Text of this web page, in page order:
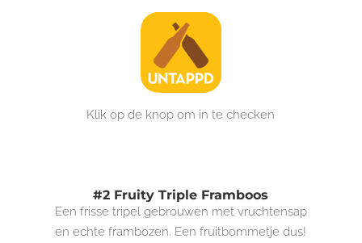
Klik op de knop om in te checken
#2 Fruity Triple Framboos
Een frisse tripel gebrouwen met vruchtensap
en echte frambozen. Een fruitbommetje dus!